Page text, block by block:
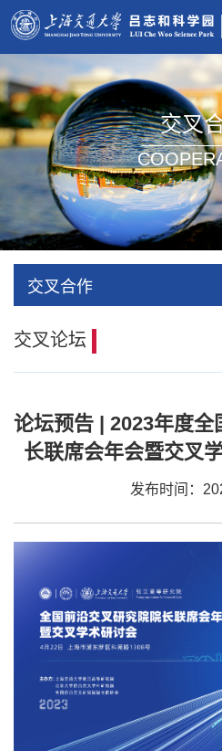
交叉
交叉合作
交叉论坛
论坛预告 | 2023年度
长联席会年会暨交叉
发布时间：